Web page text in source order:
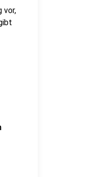
vor,